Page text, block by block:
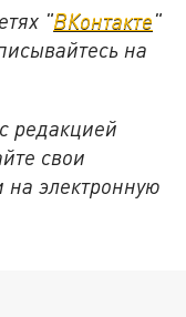
"ВКонтакте"
на
редакцией
свои
электронную